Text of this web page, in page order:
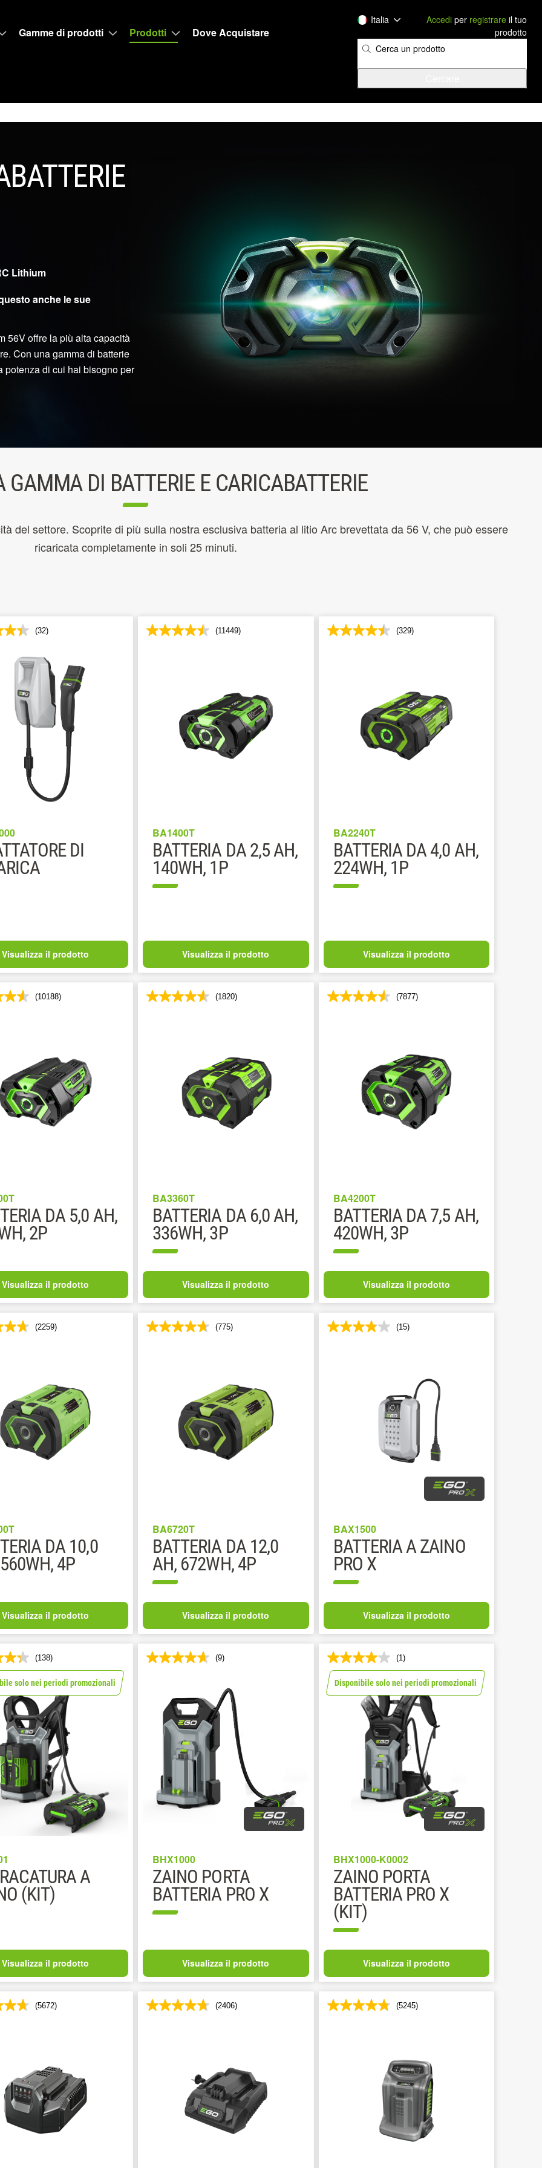
Gamme di prodotti Prodotti Dove Acquistare
Italia Accedi per registrare il tuo
prodotto
Lithium
anche le sue
56V offre la più alta capacità
Con una gamma di batterie
potenza di cui hai bisogno per
GAMMA DI BATTERIE E CARICABATTERIE
del settore. Scoprite di più sulla nostra esclusiva batteria al litio Arc brevettata da 56 V, che può essere
ricaricata completamente in soli 25 minuti.
(32)
DI
Visualizza il prodotto
(11449)
BA1400T
BATTERIA DA 2,5 AH,
140WH, 1P
Visualizza il prodotto
(329)
BA2240T
BATTERIA DA 4,0 AH,
224WH, 1P
Visualizza il prodotto
(10188)
DA 5,0 AH,
2P
Visualizza il prodotto
(1820)
BA3360T
BATTERIA DA 6,0 AH,
336WH, 3P
Visualizza il prodotto
(7877)
BA4200T
BATTERIA DA 7,5 AH,
420WH, 3P
Visualizza il prodotto
(2259)
DA 10,0
4P
Visualizza il prodotto
(775)
BA6720T
BATTERIA DA 12,0
AH, 672WH, 4P
Visualizza il prodotto
(15)
BAX1500
BATTERIA A ZAINO
PRO X
Visualizza il prodotto
(138)
solo nei periodi promozionali
A
(KIT)
Visualizza il prodotto
(9)
BHX1000
ZAINO PORTA
BATTERIA PRO X
Visualizza il prodotto
(1)
Disponibile solo nei periodi promozionali
BHX1000-K0002
ZAINO PORTA
BATTERIA PRO X
(KIT)
Visualizza il prodotto
(5672) (2406) (5245)